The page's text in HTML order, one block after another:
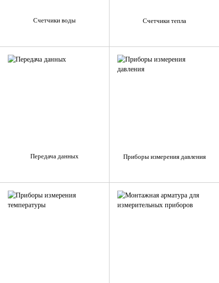
Счетчики воды Счетчики тепла
Передача данных Приборы измерения давления